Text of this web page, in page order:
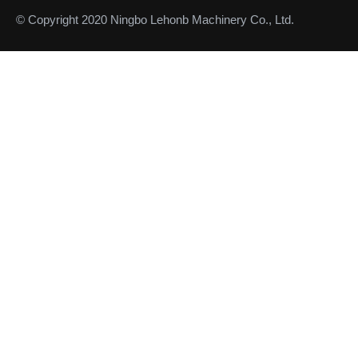
© Copyright 2020 Ningbo Lehonb Machinery Co., Ltd.